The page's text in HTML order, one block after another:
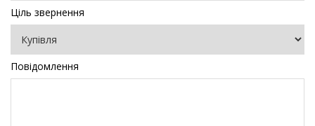
Ціль звернення
Повідомлення